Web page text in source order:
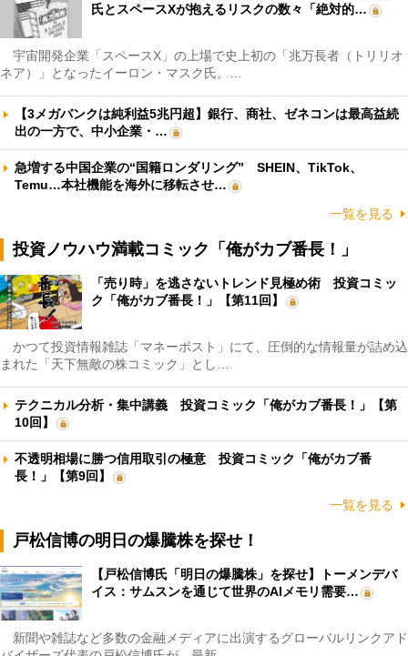
氏とスペースXが抱えるリスクの数々「絶対的…
宇宙開発企業「スペースX」の上場で史上初の「兆万長者（トリリオ
ネア）」となったイーロン・マスク氏。…
【3メガバンクは純利益5兆円超】銀行、商社、ゼネコンは最高益続
出の一方で、中小企業・…
急増する中国企業の“国籍ロンダリング” SHEIN、TikTok、
Temu…本社機能を海外に移転させ…
一覧を見る
投資ノウハウ満載コミック「俺がカブ番長！」
「売り時」を逃さないトレンド見極め術 投資コミッ
ク「俺がカブ番長！」【第11回】
かつて投資情報雑誌「マネーポスト」にて、圧倒的な情報量が詰め込
まれた「天下無敵の株コミック」とし…
テクニカル分析・集中講義 投資コミック「俺がカブ番長！」【第
10回】
不透明相場に勝つ信用取引の極意 投資コミック「俺がカブ番
長！」【第9回】
一覧を見る
戸松信博の明日の爆騰株を探せ！
【戸松信博氏「明日の爆騰株」を探せ】トーメンデバ
イス：サムスンを通じて世界のAIメモリ需要…
新聞や雑誌など多数の金融メディアに出演するグローバルリンクアド